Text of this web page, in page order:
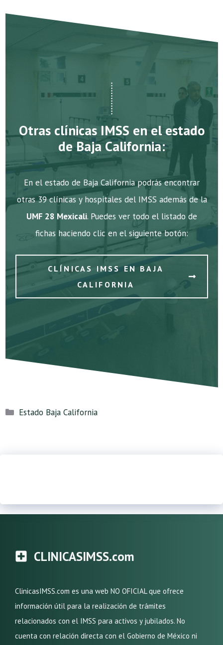
Otras clínicas IMSS en el estado
de Baja California:
En el estado de Baja California podrás encontrar
otras 39 clínicas y hospitales del IMSS además de la
UMF 28 Mexicali. Puedes ver todo el listado de
fichas haciendo clic en el siguiente botón:
CLÍNICAS IMSS EN BAJA
CALIFORNIA
Categorías
Estado Baja California
CLINICASIMSS.com
ClinicasIMSS.com es una web NO OFICIAL que ofrece
información útil para la realización de trámites
relacionados con el IMSS para activos y jubilados. No
cuenta con relación directa con el Gobierno de México ni